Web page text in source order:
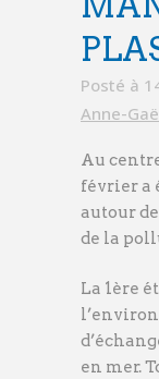
Posté à
Anne-
Au
février a
autour
de la
La 1ère
en mer.